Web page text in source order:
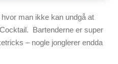
man ikke kan undgå at
Bartenderne er super
– nogle jonglerer endda